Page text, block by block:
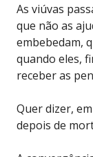
As viúvas
que não as
embebedam,
quando eles,
receber as
Quer dizer,
depois de